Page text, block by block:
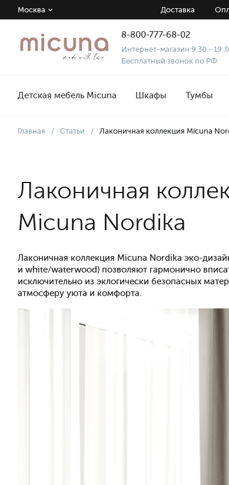
Москва Доставка
8-800-777-68-02
Интернет-магазин 9:30 -
Бесплатный звонок по РФ
Детская мебель Micuna Шкафы Тумбы
Главная / Статьи / Лаконичная коллекция Micuna
Лаконичная
Micuna Nordika
Лаконичная коллекция Micuna Nordika эко-
и white/waterwood) позволяют гармонично
исключительно из эклогически безопасных
атмосферу уюта и комфорта.